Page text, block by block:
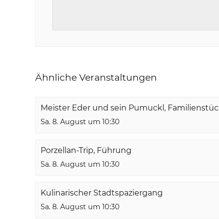
Ähnliche Veranstaltungen
Meister Eder und sein Pumuckl,
Sa. 8. August um 10:30
Porzellan-Trip, Führung
Sa. 8. August um 10:30
Kulinarischer Stadtspaziergang
Sa. 8. August um 10:30